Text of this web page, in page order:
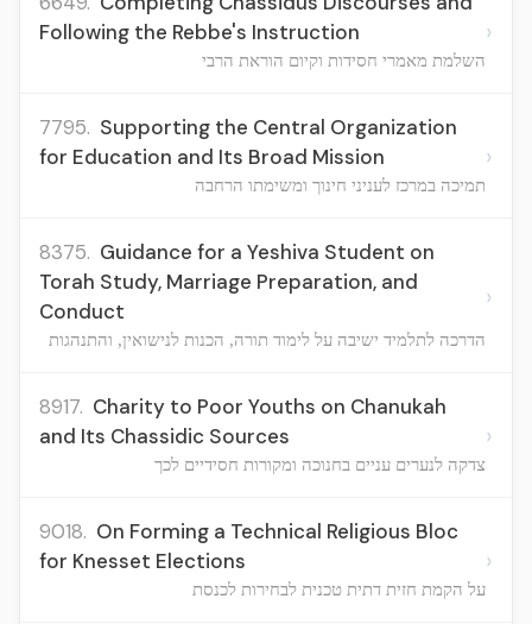
Following the Rebbe's Instruction
השלמת מאמרי חסידות וקיום הוראת הרבי
›
7795. Supporting the Central Organization
for Education and Its Broad Mission
תמיכה במרכז לעניני חינוך ומשימתו הרחבה
›
8375. Guidance for a Yeshiva Student on
Torah Study, Marriage Preparation, and
Conduct
הדרכה לתלמיד ישיבה על לימוד תורה, הכנות לנישואין, והתנהגות
›
8917. Charity to Poor Youths on Chanukah
and Its Chassidic Sources
צדקה לנערים עניים בחנוכה ומקורות חסידיים לכך
›
9018. On Forming a Technical Religious Bloc
for Knesset Elections
על הקמת חזית דתית טכנית לבחירות לכנסת
›